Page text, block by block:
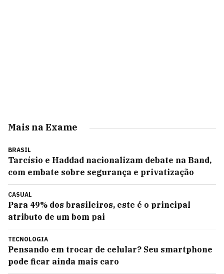
Mais na Exame
BRASIL
Tarcísio e Haddad nacionalizam debate na Band,
com embate sobre segurança e privatização
CASUAL
Para 49% dos brasileiros, este é o principal
atributo de um bom pai
TECNOLOGIA
Pensando em trocar de celular? Seu smartphone
pode ficar ainda mais caro